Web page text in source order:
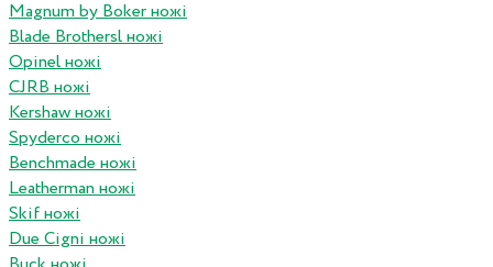
Magnum by Boker ножі
Blade Brothersl ножі
Opinel ножі
CJRB ножі
Kershaw ножі
Spyderco ножі
Benchmade ножі
Leatherman ножі
Skif ножі
Due Cigni ножі